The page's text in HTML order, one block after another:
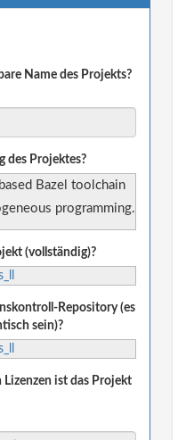
Name des Projekts?
des Projektes?
Bazel toolchain
programming.
(vollständig)?
Repository (es
sein)?
ist das Projekt